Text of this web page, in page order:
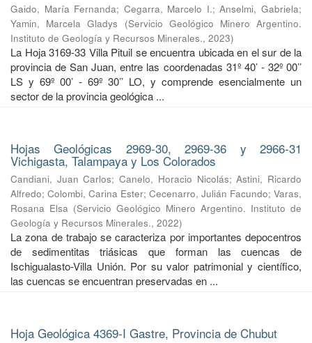
Gaido, María Fernanda; Cegarra, Marcelo I.;Anselmi, Gabriela;
Yamin, Marcela Gladys
(Servicio Geológico Minero Argentino.
Instituto de Geología y Recursos Minerales., 2023)
La Hoja 3169-33 Villa Pituil se encuentra ubicada en el sur de la
provincia de San Juan, entre las coordenadas 31º 40’ - 32º 00’’
LS y 69º 00’ - 69º 30’’ LO, y comprende esencialmente un
sector de la provincia geológica ...
Hojas Geológicas 2969-30, 2969-36 y 2966-31
Vichigasta, Talampaya y Los Colorados
Candiani, Juan Carlos;Canelo, Horacio Nicolás;Astini, Ricardo
Alfredo; Colombi, Carina Ester; Cecenarro, Julián Facundo; Varas,
Rosana Elsa (Servicio Geológico Minero Argentino. Instituto de
Geología y Recursos Minerales., 2022)
La zona de trabajo se caracteriza por importantes depocentros
de sedimentitas triásicas que forman las cuencas de
Ischigualasto-Villa Unión. Por su valor patrimonial y cientíﬁco,
las cuencas se encuentran preservadas en ...
Hoja Geológica 4369-I Gastre, Provincia de Chubut